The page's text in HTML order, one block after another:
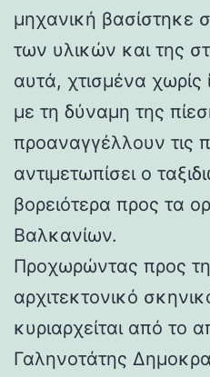
μηχανική βασίστηκε
των υλικών και της
αυτά, χτισμένα
με τη δύναμη της
προαναγγέλλουν τις
αντιμετωπίσει ο
βορειότερα προς τα
Βαλκανίων.
Προχωρώντας προς
αρχιτεκτονικό
κυριαρχείται από το
Γαληνοτάτης